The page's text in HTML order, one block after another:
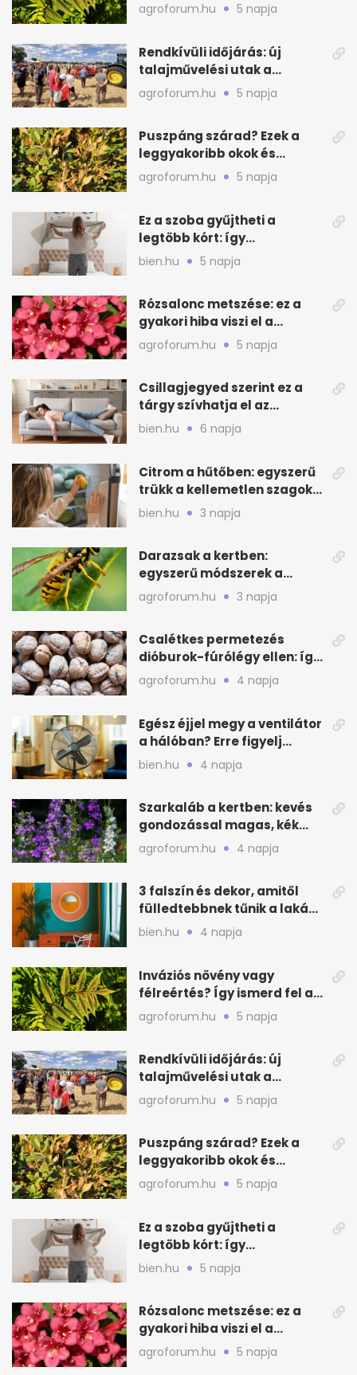
agroforum.hu 5 napja
Rendkívüli időjárás: új
talajművelési utak a
gazdáknak
agroforum.hu 5 napja
Puszpáng szárad? Ezek a
leggyakoribb okok és
teendők
agroforum.hu 5 napja
Ez a szoba gyűjtheti a
legtöbb kórt: így
mélytisztítsd otthon
bien.hu 5 napja
Rózsalonc metszése: ez a
gyakori hiba viszi el a
virágzást
agroforum.hu 5 napja
Csillagjegyed szerint ez a
tárgy szívhatja el az
otthonod energiáját
bien.hu 6 napja
Citrom a hűtőben: egyszerű
trükk a kellemetlen szagok
ellen
bien.hu 3 napja
Darazsak a kertben:
egyszerű módszerek a
távoltartásukra nyáron
agroforum.hu 3 napja
Csalétkes permetezés
dióburok-fúrólégy ellen: így
csináld a kertben
agroforum.hu 4 napja
Egész éjjel megy a ventilátor
a hálóban? Erre figyelj
alvásnál nyáron
bien.hu 4 napja
Szarkaláb a kertben: kevés
gondozással magas, kék
virágfalat ad
agroforum.hu 4 napja
3 falszín és dekor, amitől
fülledtebbnek tűnik a lakás
nyáron
bien.hu 4 napja
Inváziós növény vagy
félreértés? Így ismerd fel a
valódi kockázatot
agroforum.hu 5 napja
Rendkívüli időjárás: új
talajművelési utak a
gazdáknak
agroforum.hu 5 napja
Puszpáng szárad? Ezek a
leggyakoribb okok és
teendők
agroforum.hu 5 napja
Ez a szoba gyűjtheti a
legtöbb kórt: így
mélytisztítsd otthon
bien.hu 5 napja
Rózsalonc metszése: ez a
gyakori hiba viszi el a
virágzást
agroforum.hu 5 napja